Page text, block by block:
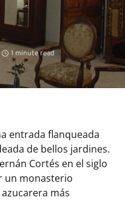
1 minute read
entrada flanqueada
de bellos jardines.
Cortés en el siglo
un monasterio
más